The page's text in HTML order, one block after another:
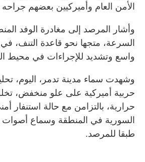
الأمن العام وأميركيين بعضهم
وأشار المرصد إلى مغادرة الوفد
السرعة، متجها نحو قاعدة التنف،
واسع وتشديد للإجراءات في محيط
وشهدت سماء مدينة تدمر، اليوم،
حربية أميركية على علو منخفض،
حرارية، بالتزامن مع حالة استنفار
السورية في المنطقة وسماع
طبقا للمرصد.